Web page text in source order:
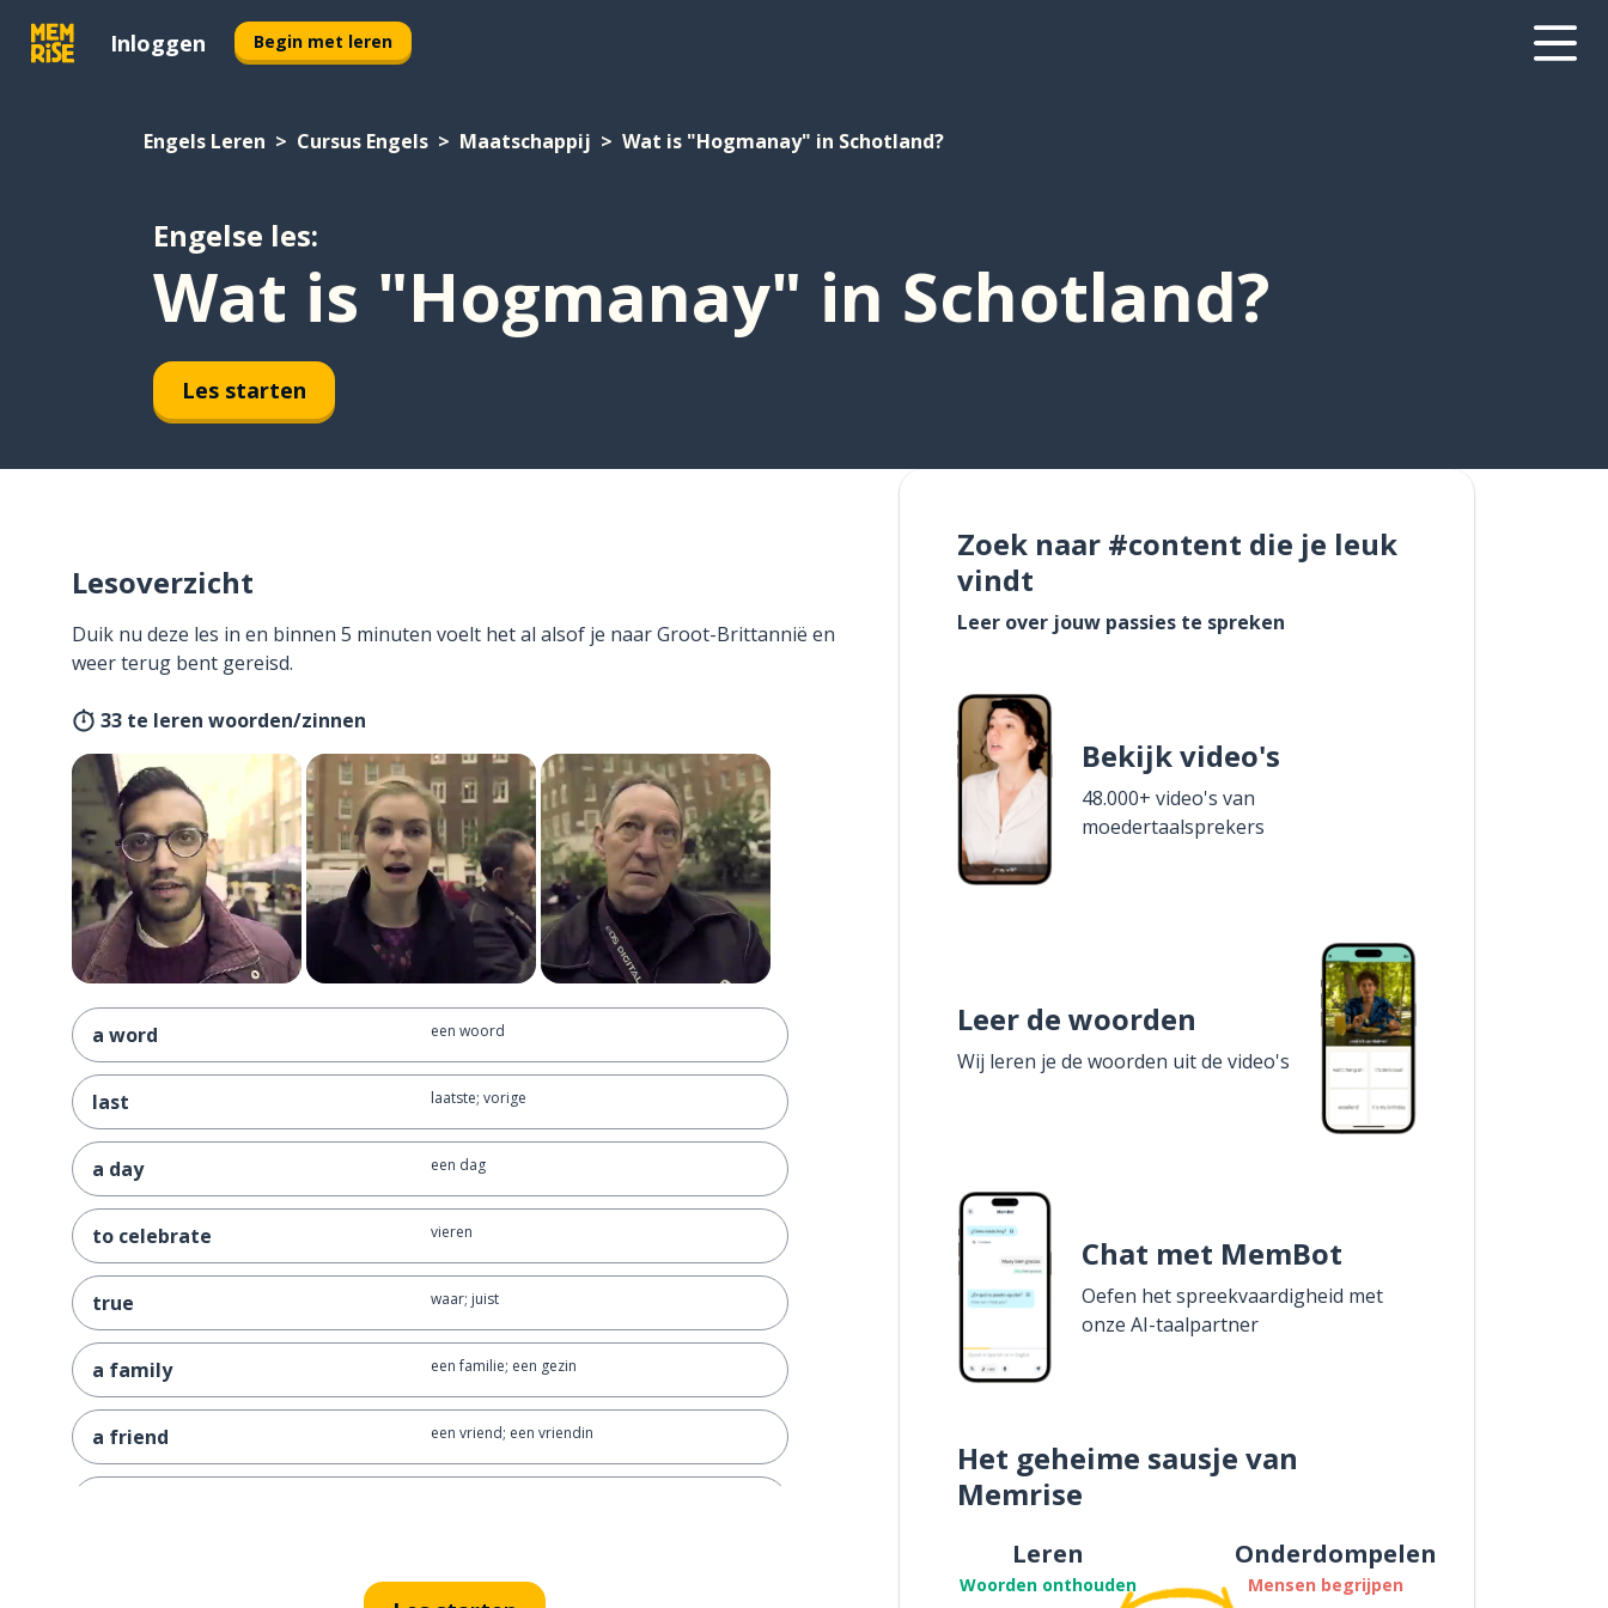
Inloggen Begin met leren
Engels Leren Cursus Engels Maatschappij Wat is "Hogmanay" in Schotland?
Engelse les:
Wat is "Hogmanay" in Schotland?
Les starten
Lesoverzicht
Duik nu deze les in en binnen 5 minuten voelt het al alsof je naar Groot-Brittannië en
weer terug bent gereisd.
33 te leren woorden/zinnen
a word een woord
last laatste; vorige
a day een dag
to celebrate vieren
true waar; juist
a family een familie; een gezin
a friend een vriend; een vriendin
Zoek naar #content die je leuk
vindt
Leer over jouw passies te spreken
Bekijk video's
48.000+ video's van
moedertaalsprekers
Leer de woorden
Wij leren je de woorden uit de video's
Chat met MemBot
Oefen het spreekvaardigheid met
onze AI-taalpartner
Het geheime sausje van
Memrise
Leren
Woorden onthouden
Onderdompelen
Mensen begrijpen